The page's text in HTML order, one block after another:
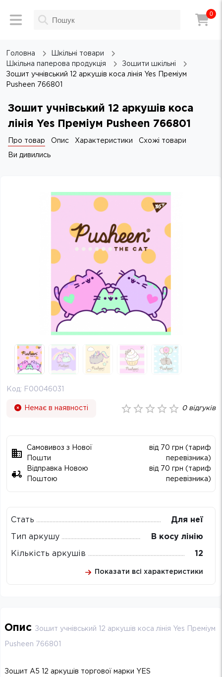
0
Головна
Шкільні товари
Шкільна паперова продукція
Зошити шкільні
Зошит учнівський 12 аркушів коса лінія Yes Преміум
Pusheen 766801
Зошит учнівський 12 аркушів коса
лінія Yes Преміум Pusheen 766801
Про товар Опис Характеристики Схожі товари
Ви дивились
Код: F00046031
Немає в наявності 0відгуків
Самовивоз з Нової
Пошти
від 70 грн (тариф
перевізника)
Відправка Новою
Поштою
від 70 грн (тариф
перевізника)
Стать Для неї
Тип аркушу В косу лінію
Кількість аркушів 12
Показати всі характеристики
Опис Зошит учнівський 12 аркушів коса лінія Yes Преміум
Pusheen 766801
Зошит А5 12 аркушів торгової марки YES